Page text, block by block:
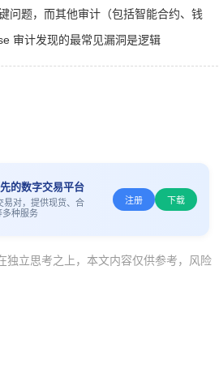
问题，而其他审计（包括智能合约、钱
审计发现的最常见漏洞是逻辑
的数字交易平台
易对，提供现货、合
多种服务
注册 下载
独立思考之上，本文内容仅供参考，风险